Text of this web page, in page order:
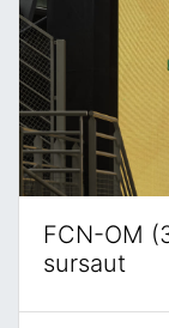
FCN-OM
sursaut